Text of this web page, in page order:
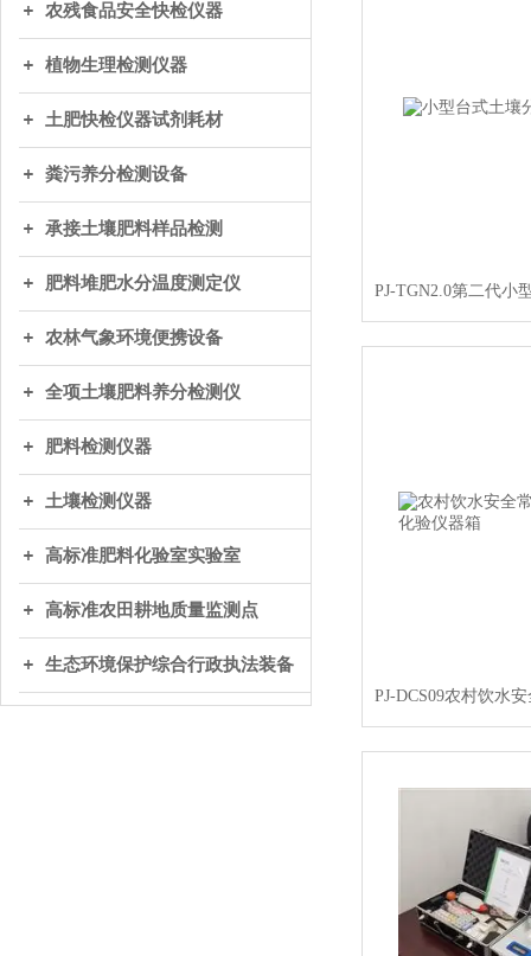
农残食品安全快检仪器
植物生理检测仪器
土肥快检仪器试剂耗材
粪污养分检测设备
承接土壤肥料样品检测
肥料堆肥水分温度测定仪
农林气象环境便携设备
全项土壤肥料养分检测仪
肥料检测仪器
土壤检测仪器
高标准肥料化验室实验室
高标准农田耕地质量监测点
生态环境保护综合行政执法装备